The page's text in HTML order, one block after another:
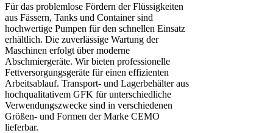
Für das problemlose Fördern der Flüssigkeiten
aus Fässern, Tanks und Container sind
hochwertige Pumpen für den schnellen Einsatz
erhältlich. Die zuverlässige Wartung der
Maschinen erfolgt über moderne
Abschmiergeräte. Wir bieten professionelle
Fettversorgungsgeräte für einen effizienten
Arbeitsablauf. Transport- und Lagerbehälter aus
hochqualitativem GFK für unterschiedliche
Verwendungszwecke sind in verschiedenen
Größen- und Formen der Marke CEMO
lieferbar.